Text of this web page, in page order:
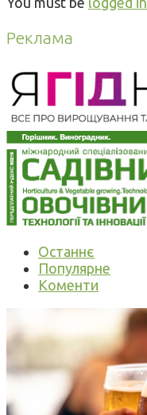
Реклама
Останнє
Популярне
Коменти